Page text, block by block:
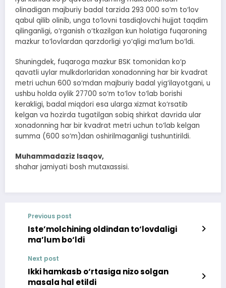
olinadigan majburiy badal tarzida 293 000 so‘m to‘lov
qabul qilib olinib, unga to‘lovni tasdiqlovchi hujjat taqdim
qilinganligi, o‘rganish o‘tkazilgan kun holatiga fuqaroning
mazkur to‘lovlardan qarzdorligi yo‘qligi ma’lum bo‘ldi.
Shuningdek, fuqaroga mazkur BSK tomonidan ko‘p
qavatli uylar mulkdorlaridan xonadonning har bir kvadrat
metri uchun 600 so‘mdan majburiy badal yig‘ilayotgani, u
ushbu holda oylik 27700 so‘m to‘lov to‘lab borishi
kerakligi, badal miqdori esa ularga xizmat ko‘rsatib
kelgan va hozirda tugatilgan sobiq shirkat davrida ular
xonadonning har bir kvadrat metri uchun to‘lab kelgan
summa (600 so‘m)dan oshirilmaganligi tushuntirildi.
Muhammadaziz Isaqov,
shahar jamiyati bosh mutaxassisi.
Previous post
Iste’molchining oldindan to‘lovdaligi
ma’lum bo‘ldi
Next post
Ikki hamkasb o‘rtasiga nizo solgan
masala hal etildi